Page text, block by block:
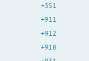
+351
+911
+912
+918